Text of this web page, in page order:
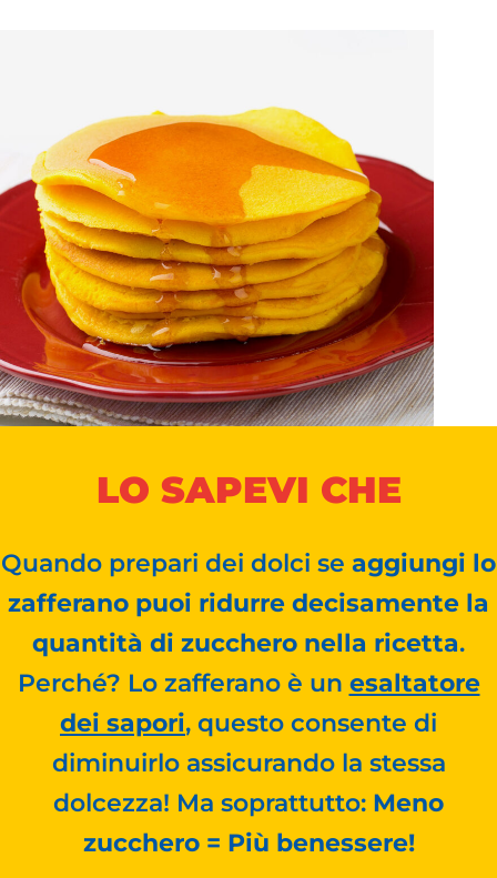
LO SAPEVI CHE
Quando prepari dei dolci se aggiungi lo
zafferano puoi ridurre decisamente la
quantità di zucchero nella ricetta.
Perché? Lo zafferano è un esaltatore
dei sapori, questo consente di
diminuirlo assicurando la stessa
dolcezza! Ma soprattutto: Meno
zucchero = Più benessere!